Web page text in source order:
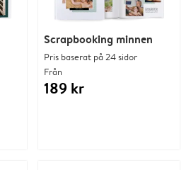
Scrapbooking minnen
Pris baserat på 24 sidor
Från
189 kr